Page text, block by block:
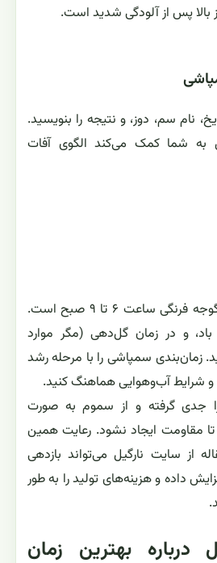
بالا پس از آلودگی شدید است.
نام سم، دوز، و نتیجه را بنویسید.
به شما کمک می‌کند الگوی آفات
بهترین زمان سمپاشی گوجه ‌فرنگی ساعت ۶ تا ۹ صبح است.
و در زمان گل‌دهی (مگر موارد
زمان‌بندی سمپاشی را با مرحله رشد
و شرایط آب‌وهوایی هماهنگ کنید.
جدی گرفته و از سموم به‌ صورت
مقاومت ایجاد نشود. رعایت همین
از سایت نارگیل می‌تواند بازدهی
داده و هزینه‌های تولید را به‌ طور
درباره بهترین زمان